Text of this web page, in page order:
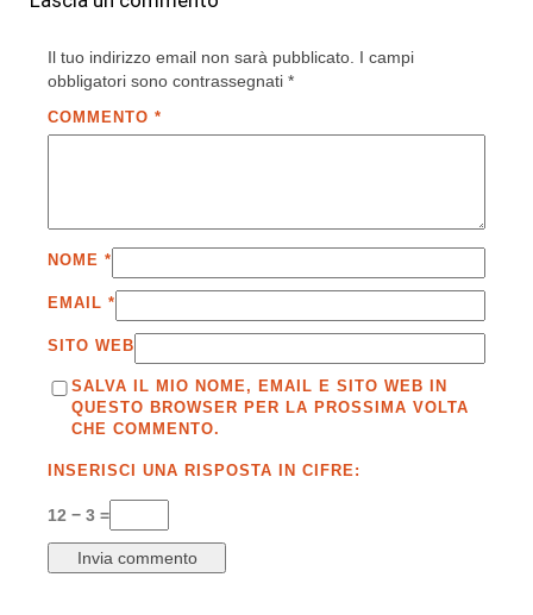
Il tuo indirizzo email non sarà pubblicato. I campi
obbligatori sono contrassegnati *
COMMENTO *
NOME *
EMAIL *
SITO WEB
SALVA IL MIO NOME, EMAIL E SITO WEB IN
QUESTO BROWSER PER LA PROSSIMA VOLTA
CHE COMMENTO.
INSERISCI UNA RISPOSTA IN CIFRE:
12 − 3 =